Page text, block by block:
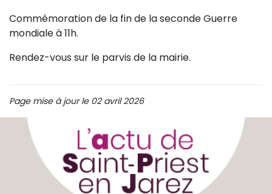
Commémoration de la fin de la seconde Guerre
mondiale à 11h.
Rendez-vous sur le parvis de la mairie.
Page mise à jour le 02 avril 2026